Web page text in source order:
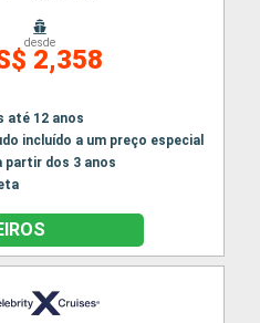
desde
2,358
até 12 anos
incluído a um preço especial
partir dos 3 anos